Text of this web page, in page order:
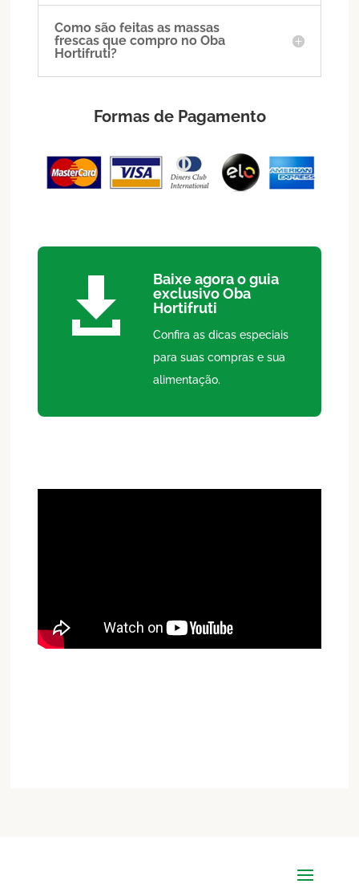
Como são feitas as massas
frescas que compro no Oba
Hortifruti?
Formas de Pagamento

Baixe agora o guia
exclusivo Oba
Hortifruti
Confira as dicas especiais
para suas compras e sua
alimentação.